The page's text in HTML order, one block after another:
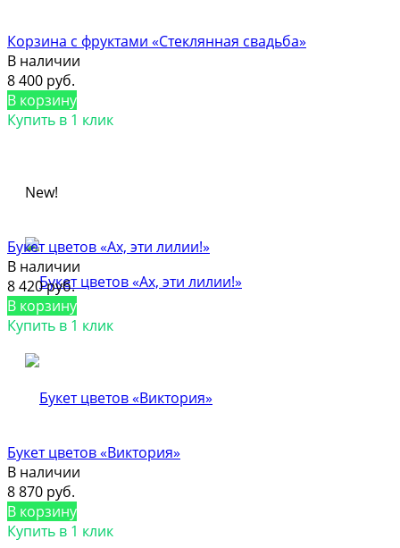
Корзина с фруктами «Стеклянная свадьба»
В наличии
8 400 руб.
В корзину
Купить в 1 клик
New!
Букет цветов «Ах, эти лилии!»
В наличии
8 420 руб.
В корзину
Купить в 1 клик
Букет цветов «Виктория»
В наличии
8 870 руб.
В корзину
Купить в 1 клик